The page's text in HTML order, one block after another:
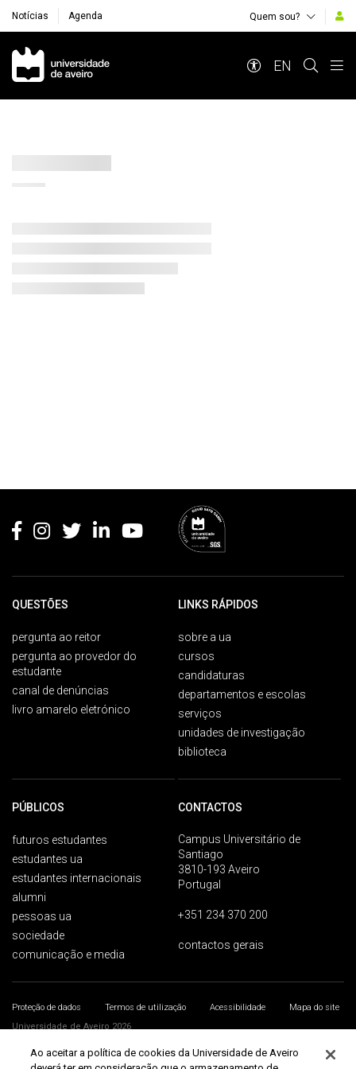
Notícias Agenda Quem sou?
Navegação Principal
EN
QUESTÕES
pergunta ao reitor
pergunta ao provedor do
estudante
canal de denúncias
livro amarelo eletrónico
LINKS RÁPIDOS
sobre a ua
cursos
candidaturas
departamentos e escolas
serviços
unidades de investigação
biblioteca
PÚBLICOS
futuros estudantes
estudantes ua
estudantes internacionais
alumni
pessoas ua
sociedade
comunicação e media
CONTACTOS
Campus Universitário de
Santiago
3810-193 Aveiro
Portugal
+351 234 370 200
contactos gerais
Proteção de dados Termos de utilização Acessibilidade
Mapa do site
Universidade de Aveiro 2026
Ao aceitar a política de cookies da Universidade de Aveiro